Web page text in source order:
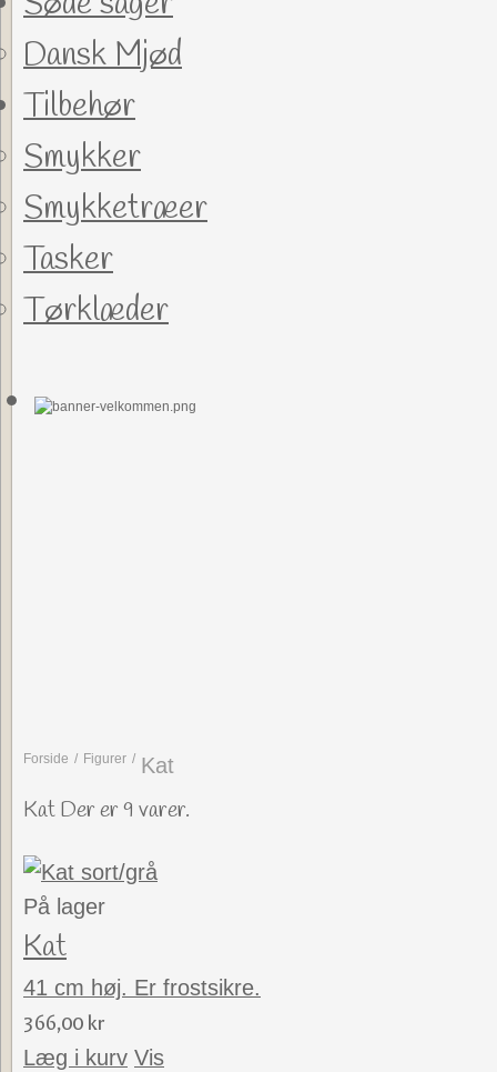
Dansk Mjød
Tilbehør
Smykker
Smykketræer
Tasker
Tørklæder
Forside / Figurer / Kat
KatDer er9 varer.
På lager
Kat
41 cm høj. Er frostsikre.
366,00 kr
Læg i kurv Vis